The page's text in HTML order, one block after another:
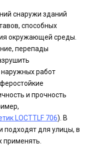
снаружи зданий
способных
окружающей среды.
перепады
работ
и прочность
LOCTTLF 706). В
подходят для улицы, в
применять.